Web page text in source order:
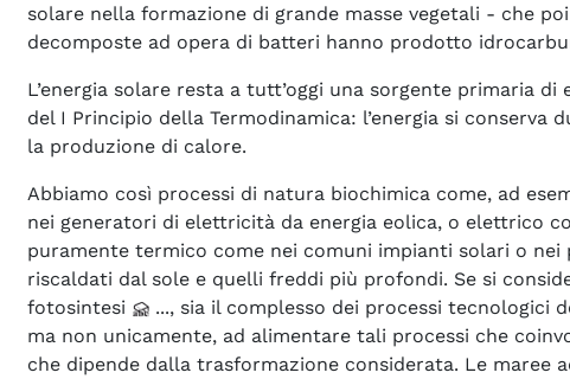
solare nella formazione di grande masse vegetali - che
decomposte ad opera di batteri hanno prodotto
L’energia solare resta a tutt’oggi una sorgente primaria
del I Principio della Termodinamica: l’energia si
la produzione di calore.
Abbiamo così processi di natura biochimica come, ad
nei generatori di elettricità da energia eolica, o elettrico
puramente termico come nei comuni impianti solari o
riscaldati dal sole e quelli freddi più profondi. Se si
fotosintesi
..., sia il complesso dei processi tecnologici
ma non unicamente, ad alimentare tali processi che
che dipende dalla trasformazione considerata. Le maree